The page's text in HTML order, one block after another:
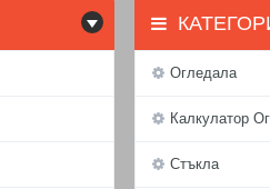
Огледала
Калкулатор
Стъкла